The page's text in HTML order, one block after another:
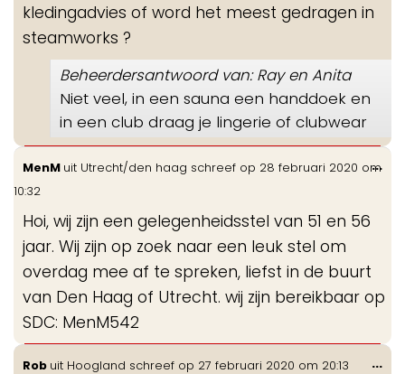
kledingadvies of word het meest gedragen in
steamworks ?
Beheerdersantwoord van: Ray en Anita
Niet veel, in een sauna een handdoek en
in een club draag je lingerie of clubwear
MenM uit Utrecht/den haag schreef op 28 februari 2020 om
10:32
Hoi, wij zijn een gelegenheidsstel van 51 en 56
jaar. Wij zijn op zoek naar een leuk stel om
overdag mee af te spreken, liefst in de buurt
van Den Haag of Utrecht. wij zijn bereikbaar op
SDC: MenM542
...
Rob uit Hoogland schreef op 27 februari 2020 om 20:13 ...